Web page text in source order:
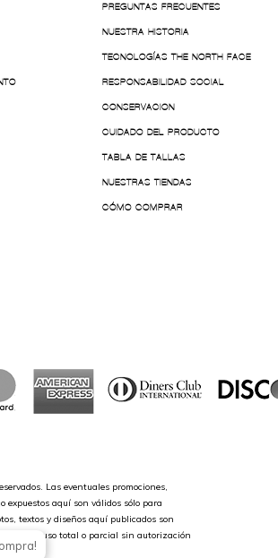
PREGUNTAS FRECUENTES
NUESTRA HISTORIA
TECNOLOGÍAS THE NORTH FACE
RESPONSABILIDAD SOCIAL
CONSERVACION
CUIDADO DEL PRODUCTO
TABLA DE TALLAS
NUESTRAS TIENDAS
CÓMO COMPRAR
Las eventuales promociones,
expuestos aquí son válidos sólo para
textos y diseños aquí publicados son
el uso total o parcial sin autorización